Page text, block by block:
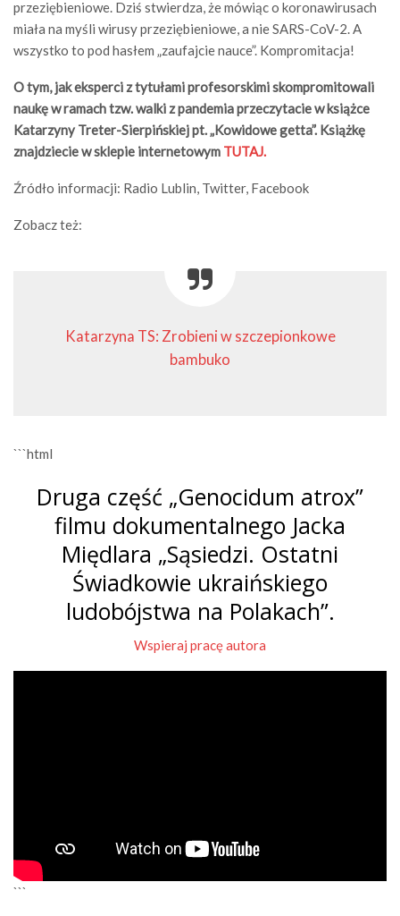
przeziębieniowe. Dziś stwierdza, że mówiąc o koronawirusach
miała na myśli wirusy przeziębieniowe, a nie SARS-CoV-2. A
wszystko to pod hasłem „zaufajcie nauce”. Kompromitacja!
O tym, jak eksperci z tytułami profesorskimi skompromitowali
naukę w ramach tzw. walki z pandemia przeczytacie w książce
Katarzyny Treter-Sierpińskiej pt. „Kowidowe getta”. Książkę
znajdziecie w sklepie internetowym TUTAJ.
Źródło informacji: Radio Lublin, Twitter, Facebook
Zobacz też:
Katarzyna TS: Zrobieni w szczepionkowe
bambuko
```html
Druga część „Genocidum atrox”
filmu dokumentalnego Jacka
Międlara „Sąsiedzi. Ostatni
Świadkowie ukraińskiego
ludobójstwa na Polakach”.
Wspieraj pracę autora
```